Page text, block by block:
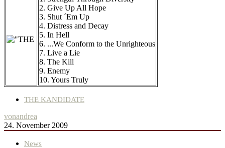
2. Give Up All Hope
3. Shut ´Em Up
4. Distress and Decay
5. In Hell
6. ...We Conform to the Unrighteous
7. Live a Lie
8. The Kill
9. Enemy
10. Yours Truly
THE KANDIDATE
vonandrea
24. November 2009
News